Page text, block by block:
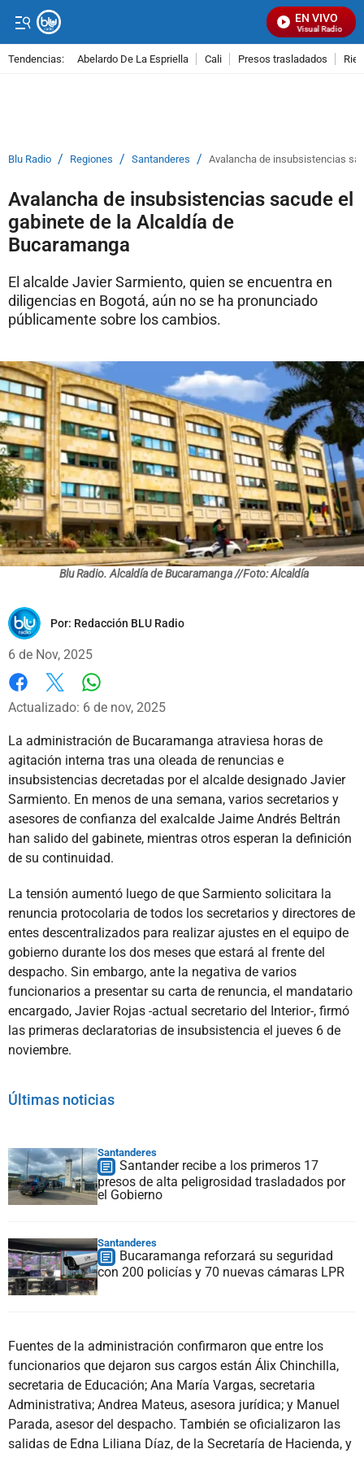
EN VIVO
Señal Visual Radio
Tendencias: Abelardo De La Espriella Cali Presos trasladados
Blu Radio / Regiones / Santanderes / Avalancha de insubsistencias
Avalancha de insubsistencias sacude el
gabinete de la Alcaldía de
Bucaramanga
El alcalde Javier Sarmiento, quien se encuentra en
diligencias en Bogotá, aún no se ha pronunciado
públicamente sobre los cambios.
Blu Radio. Alcaldía de Bucaramanga //Foto: Alcaldía
Por: Redacción BLU Radio
6 de Nov, 2025
Facebook
X
Actualizado: 6 de nov, 2025
La administración de Bucaramanga atraviesa horas de
agitación interna tras una oleada de renuncias e
insubsistencias decretadas por el alcalde designado Javier
Sarmiento. En menos de una semana, varios secretarios y
asesores de confianza del exalcalde Jaime Andrés Beltrán
han salido del gabinete, mientras otros esperan la definición
de su continuidad.
La tensión aumentó luego de que Sarmiento solicitara la
renuncia protocolaria de todos los secretarios y directores de
entes descentralizados para realizar ajustes en el equipo de
gobierno durante los dos meses que estará al frente del
despacho. Sin embargo, ante la negativa de varios
funcionarios a presentar su carta de renuncia, el mandatario
encargado, Javier Rojas -actual secretario del Interior-, firmó
las primeras declaratorias de insubsistencia el jueves 6 de
noviembre.
Últimas noticias
Santanderes
Santander recibe a los primeros 17
presos de alta peligrosidad trasladados por
el Gobierno
Santanderes
Bucaramanga reforzará su seguridad
con 200 policías y 70 nuevas cámaras LPR
Fuentes de la administración confirmaron que entre los
funcionarios que dejaron sus cargos están Álix Chinchilla,
secretaria de Educación; Ana María Vargas, secretaria
Administrativa; Andrea Mateus, asesora jurídica; y Manuel
Parada, asesor del despacho. También se oficializaron las
salidas de Edna Liliana Díaz, de la Secretaría de Hacienda, y